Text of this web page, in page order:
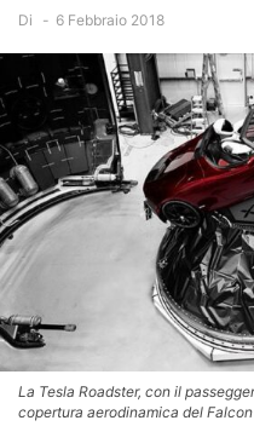
Di - 6 Febbraio 2018
La Tesla Roadster, con il
copertura aerodinamica del